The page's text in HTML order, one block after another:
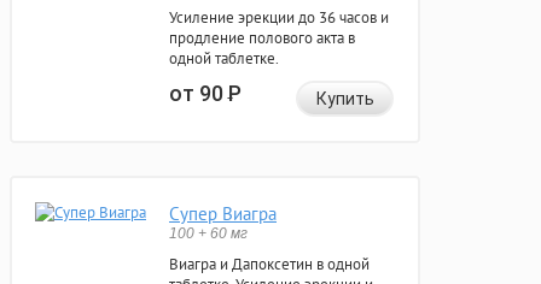
Усиление эрекции до 36 часов и
продление полового акта в
одной таблетке.
от 90Р Купить
Супер Виагра
100 + 60 мг
Виагра и Дапоксетин в одной